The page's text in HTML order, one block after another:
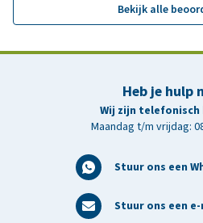
Bekijk alle
Heb je hulp
Wij zijn
Maandag t/m vrijdag:
Stuur ons een
Stuur ons een